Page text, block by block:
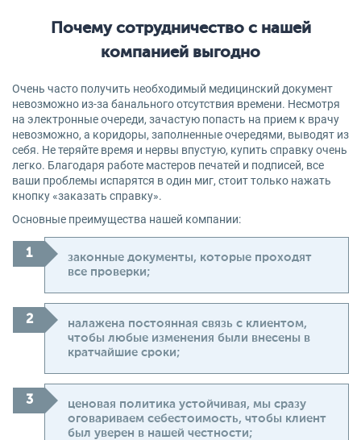
Почему сотрудничество с нашей
компанией выгодно
Очень часто получить необходимый медицинский документ
невозможно из-за банального отсутствия времени. Несмотря
на электронные очереди, зачастую попасть на прием к врачу
невозможно, а коридоры, заполненные очередями, выводят из
себя. Не теряйте время и нервы впустую, купить справку очень
легко. Благодаря работе мастеров печатей и подписей, все
ваши проблемы испарятся в один миг, стоит только нажать
кнопку «заказать справку».
Основные преимущества нашей компании:
законные документы, которые проходят
все проверки;
налажена постоянная связь с клиентом,
чтобы любые изменения были внесены в
кратчайшие сроки;
ценовая политика устойчивая, мы сразу
оговариваем себестоимость, чтобы клиент
был уверен в нашей честности;